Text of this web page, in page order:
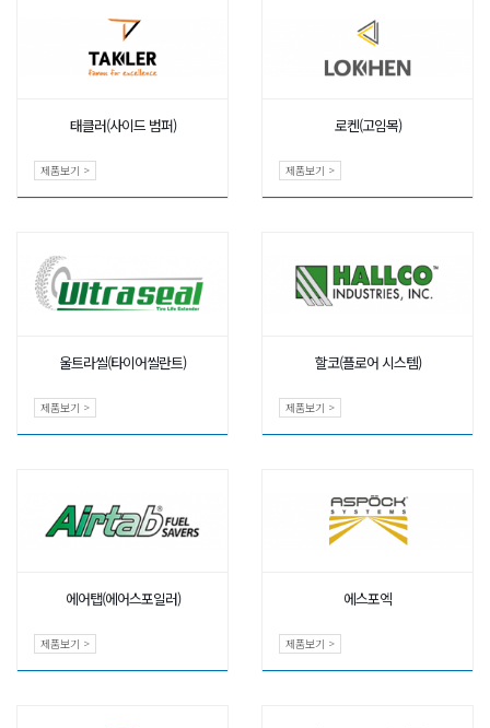
태클러(사이드 범퍼)
제품보기 >
로켄(고임목)
제품보기 >
울트라씰(타이어씰란트)
제품보기 >
할코(플로어 시스템)
제품보기 >
에어탭(에어스포일러)
제품보기 >
에스포엑
제품보기 >